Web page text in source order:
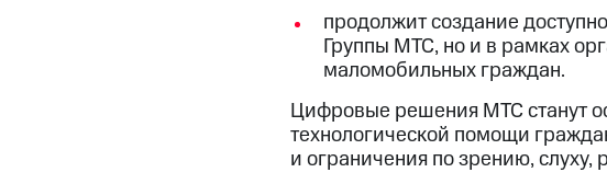
продолжит создание
Группы МТС, но и в рамках
маломобильных граждан.
Цифровые решения МТС станут
технологической помощи
и ограничения по зрению, слуху,